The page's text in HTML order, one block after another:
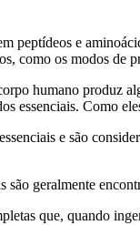
peptídeos e
como os modos de
humano produz
essenciais. Como
e são
são geralmente
que, quando